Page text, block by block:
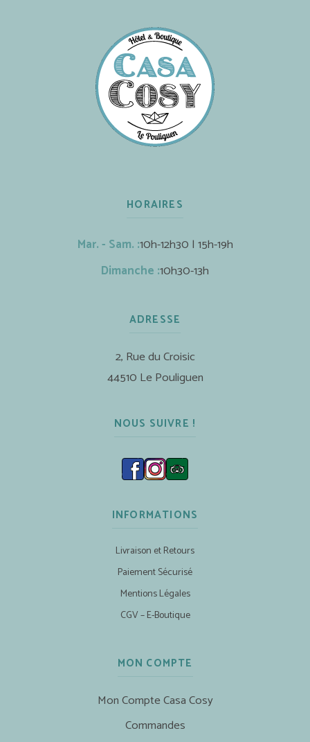
HORAIRES
Mar. - Sam. :10h-12h30 | 15h-19h
Dimanche :10h30-13h
ADRESSE
2, Rue du Croisic
44510 Le Pouliguen
NOUS SUIVRE !
INFORMATIONS
Livraison et Retours
Paiement Sécurisé
Mentions Légales
CGV – E-Boutique
MON COMPTE
Mon Compte Casa Cosy
Commandes